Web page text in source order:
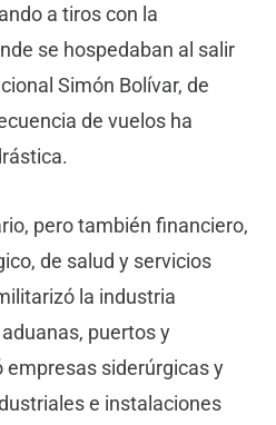
a tiros con la
se hospedaban al salir
Simón Bolívar, de
de vuelos ha
pero también financiero,
de salud y servicios
la industria
puertos y
siderúrgicas y
e instalaciones